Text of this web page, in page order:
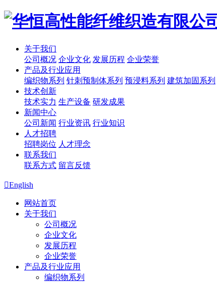
关于我们
公司概况 企业文化 发展历程 企业荣誉
产品及行业应用
编织物系列 针刺预制体系列 预浸料系列 建筑加固系列
技术创新
技术实力 生产设备 研发成果
新闻中心
公司新闻 行业资讯 行业知识
人才招聘
招聘岗位 人才理念
联系我们
联系方式 留言反馈
English
网站首页
关于我们
公司概况
企业文化
发展历程
企业荣誉
产品及行业应用
编织物系列